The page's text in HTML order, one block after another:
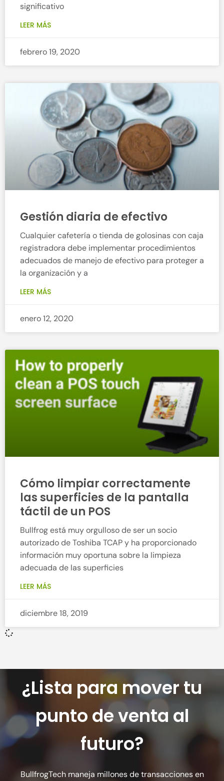
significativo
LEER MÁS
febrero 19, 2020
Gestión diaria de efectivo
Cualquier cafetería o tienda de golosinas con caja
registradora debe implementar procedimientos
adecuados de manejo de efectivo para proteger a
la organización y a
LEER MÁS
enero 12, 2020
Cómo limpiar correctamente
las superficies de la pantalla
táctil de un POS
Bullfrog está muy orgulloso de ser un socio
autorizado de Toshiba TCAP y ha proporcionado
información muy oportuna sobre la limpieza
adecuada de las superficies
LEER MÁS
diciembre 18, 2019
¿Lista para mover tu
punto de venta al
futuro?
BullfrogTech maneja millones de transacciones en